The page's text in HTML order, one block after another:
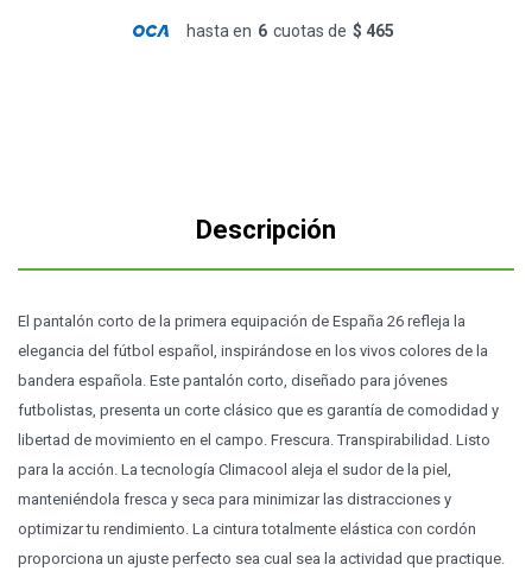
hasta en 6 cuotas de $ 465
Descripción
El pantalón corto de la primera equipación de España 26 refleja la
elegancia del fútbol español, inspirándose en los vivos colores de la
bandera española. Este pantalón corto, diseñado para jóvenes
futbolistas, presenta un corte clásico que es garantía de comodidad y
libertad de movimiento en el campo. Frescura. Transpirabilidad. Listo
para la acción. La tecnología Climacool aleja el sudor de la piel,
manteniéndola fresca y seca para minimizar las distracciones y
optimizar tu rendimiento. La cintura totalmente elástica con cordón
proporciona un ajuste perfecto sea cual sea la actividad que practique.